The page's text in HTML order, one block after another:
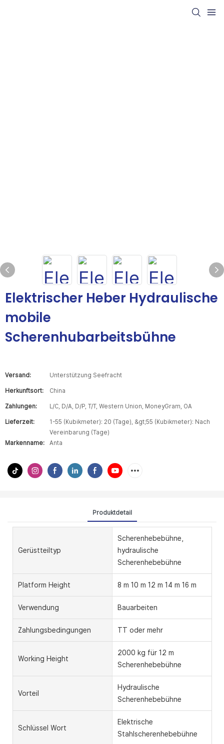
Elektrischer Heber Hydraulische
mobile
Scherenhubarbeitsbühne
Versand: Unterstützung Seefracht
Herkunftsort: China
Zahlungen: L/C, D/A, D/P, T/T, Western Union, MoneyGram, OA
Lieferzeit:
1-55 (Kubikmeter): 20 (Tage), &gt;55 (Kubikmeter): Nach
Vereinbarung (Tage)
Markenname:
Anta
Produktdetail
Gerüstteiltyp
Scherenhebebühne,
hydraulische
Scherenhebebühne
Platform Height 8 m 10 m 12 m 14 m 16 m
Verwendung Bauarbeiten
Zahlungsbedingungen TT oder mehr
Working Height
2000 kg für 12 m
Scherenhebebühne
Vorteil
Hydraulische
Scherenhebebühne
Schlüssel Wort
Elektrische
Stahlscherenhebebühne